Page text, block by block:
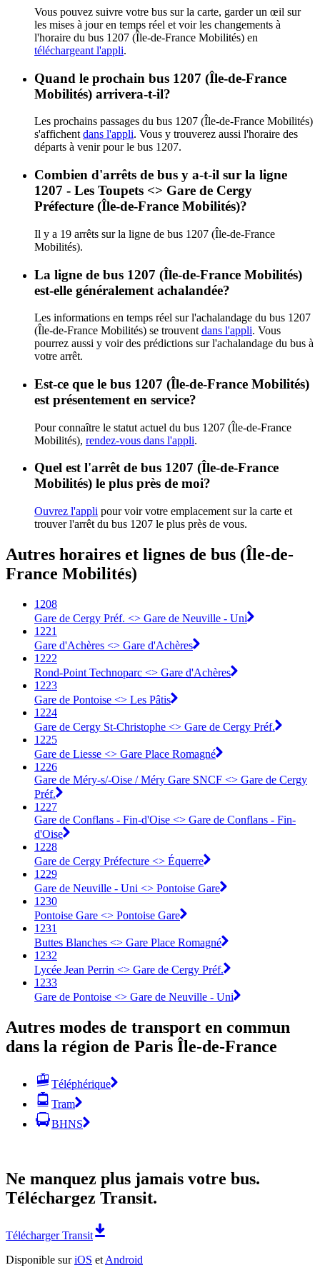
Vous pouvez suivre votre bus sur la carte, garder un œil sur
les mises à jour en temps réel et voir les changements à
l'horaire du bus 1207 (Île-de-France Mobilités) en
téléchargeant l'appli.
Quand le prochain bus 1207 (Île-de-France
Mobilités) arrivera-t-il?
Les prochains passages du bus 1207 (Île-de-France Mobilités)
s'affichent dans l'appli. Vous y trouverez aussi l'horaire des
départs à venir pour le bus 1207.
Combien d'arrêts de bus y a-t-il sur la ligne
1207 - Les Toupets <> Gare de Cergy
Préfecture (Île-de-France Mobilités)?
Il y a 19 arrêts sur la ligne de bus 1207 (Île-de-France
Mobilités).
La ligne de bus 1207 (Île-de-France Mobilités)
est-elle généralement achalandée?
Les informations en temps réel sur l'achalandage du bus 1207
(Île-de-France Mobilités) se trouvent dans l'appli. Vous
pourrez aussi y voir des prédictions sur l'achalandage du bus à
votre arrêt.
Est-ce que le bus 1207 (Île-de-France Mobilités)
est présentement en service?
Pour connaître le statut actuel du bus 1207 (Île-de-France
Mobilités), rendez-vous dans l'appli.
Quel est l'arrêt de bus 1207 (Île-de-France
Mobilités) le plus près de moi?
Ouvrez l'appli pour voir votre emplacement sur la carte et
trouver l'arrêt du bus 1207 le plus près de vous.
Autres horaires et lignes de bus (Île-de-
France Mobilités)
1208
Gare de Cergy Préf. <> Gare de Neuville - Uni
1221
Gare d'Achères <> Gare d'Achères
1222
Rond-Point Technoparc <> Gare d'Achères
1223
Gare de Pontoise <> Les Pâtis
1224
Gare de Cergy St-Christophe <> Gare de Cergy Préf.
1225
Gare de Liesse <> Gare Place Romagné
1226
Gare de Méry-s/-Oise / Méry Gare SNCF <> Gare de Cergy
Préf.
1227
Gare de Conflans - Fin-d'Oise <> Gare de Conflans - Fin-
d'Oise
1228
Gare de Cergy Préfecture <> Équerre
1229
Gare de Neuville - Uni <> Pontoise Gare
1230
Pontoise Gare <> Pontoise Gare
1231
Buttes Blanches <> Gare Place Romagné
1232
Lycée Jean Perrin <> Gare de Cergy Préf.
1233
Gare de Pontoise <> Gare de Neuville - Uni
Autres modes de transport en commun
dans la région de Paris Île-de-France
Téléphérique
Tram
BHNS
Ne manquez plus jamais votre bus.
Téléchargez Transit.
Télécharger Transit
Disponible suriOS et Android